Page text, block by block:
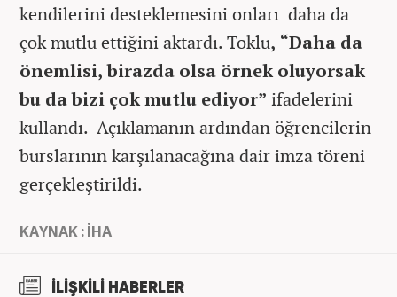
kendilerini desteklemesini onları daha da
çok mutlu ettiğini aktardı. Toklu, “Daha da
önemlisi, birazda olsa örnek oluyorsak
bu da bizi çok mutlu ediyor” ifadelerini
kullandı. Açıklamanın ardından öğrencilerin
burslarının karşılanacağına dair imza töreni
gerçekleştirildi.
KAYNAK : İHA
İLİŞKİLİ HABERLER